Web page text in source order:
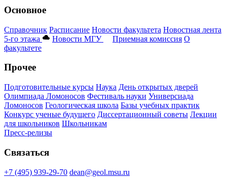
Основное
Справочник Расписание Новости факультета Новостная лента
5-го этажа
Новости МГУ Приемная комиссия О
факультете
Прочее
Подготовительные курсы Наука День открытых дверей
Олимпиада Ломоносов Фестиваль науки Универсиада
Ломоносов Геологическая школа Базы учебных практик
Конкурс ученые будущего Диссертационный советы Лекции
для школьников Школьникам
Пресс-релизы
Связаться
+7 (495) 939-29-70 dean@geol.msu.ru